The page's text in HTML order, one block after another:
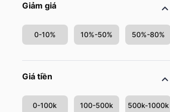
Giảm giá
0-10% 10%-50% 50%-80%
Giá tiền
0-100k 100-500k 500k-1000k